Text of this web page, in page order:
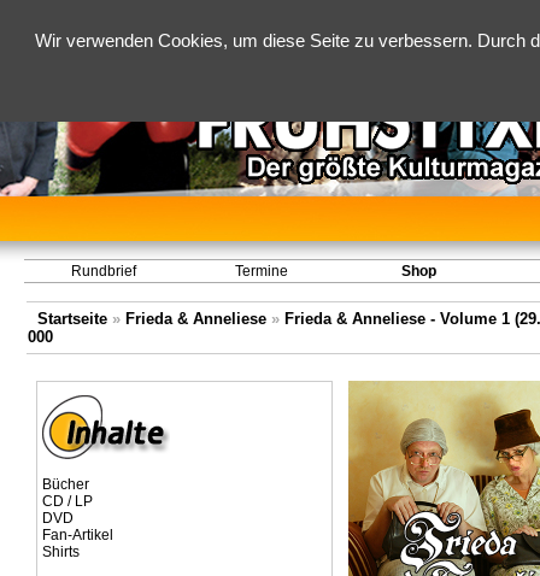
Wir verwenden Cookies, um diese Seite zu verbessern.
Rundbrief Termine Shop
Startseite » Frieda & Anneliese » Frieda & Anneliese - Volume 1
000
Bücher
CD / LP
DVD
Fan-Artikel
Shirts